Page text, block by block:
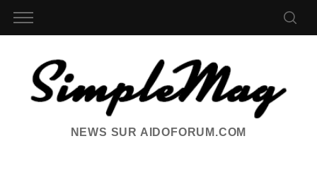
NEWS SUR AIDOFORUM.COM